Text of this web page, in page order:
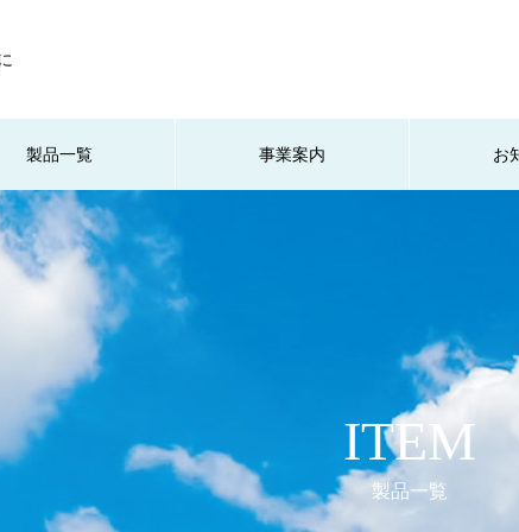
製品一覧 事業案内 お
ITEM
製品一覧